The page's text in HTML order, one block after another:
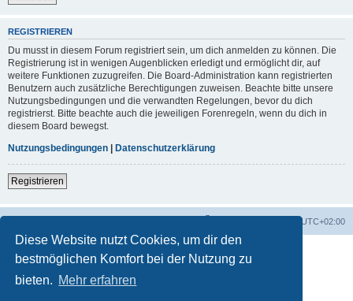
Diese Website nutzt Cookies, um dir den
bestmöglichen Komfort bei der Nutzung zu
bieten. Mehr erfahren
REGISTRIEREN
Du musst in diesem Forum registriert sein, um dich anmelden zu können. Die
Registrierung ist in wenigen Augenblicken erledigt und ermöglicht dir, auf
weitere Funktionen zuzugreifen. Die Board-Administration kann registrierten
Benutzern auch zusätzliche Berechtigungen zuweisen. Beachte bitte unsere
Nutzungsbedingungen und die verwandten Regelungen, bevor du dich
registrierst. Bitte beachte auch die jeweiligen Forenregeln, wenn du dich in
diesem Board bewegst.
Nutzungsbedingungen | Datenschutzerklärung
Registrieren
UTC+02:00